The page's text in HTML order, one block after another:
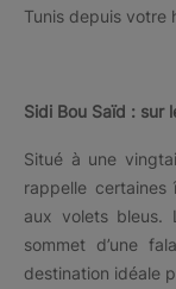
Tunis depuis votre
Sidi Bou Saïd : sur
Situé à une
rappelle certaines
aux volets bleus.
sommet d’une
destination idéale